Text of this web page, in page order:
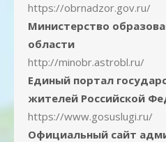
https://obrnadzor.gov.ru/
Министерство
области
http://minobr.astrobl.ru/
Единый портал
жителей Российской
https://www.gosuslugi.ru/
Официальный сайт